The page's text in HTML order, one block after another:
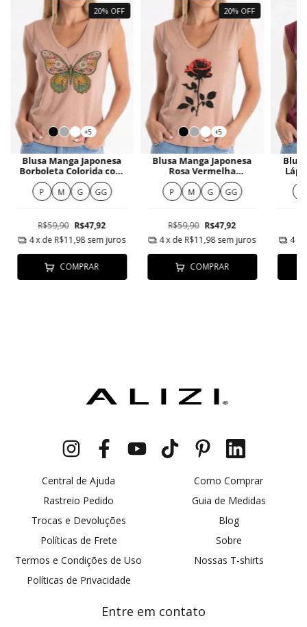
20% OFF
+5
Blusa Manga Japonesa
Borboleta Colorida com
Elementos Naturais
P M G GG
R$59,90 R$47,92
4x de R$11,98 sem juros
COMPRAR
20% OFF
+5
Blusa Manga Japonesa
Rosa Vermelha
Minimalista
P M G GG
R$59,90 R$47,92
4x de R$11,98sem juros
COMPRAR
4
Central de Ajuda
Rastreio Pedido
Trocas e Devoluções
Políticas de Frete
Termos e Condições de Uso
Políticas de Privacidade
Como Comprar
Guia de Medidas
Blog
Sobre
Nossas T-shirts
Entre em contato